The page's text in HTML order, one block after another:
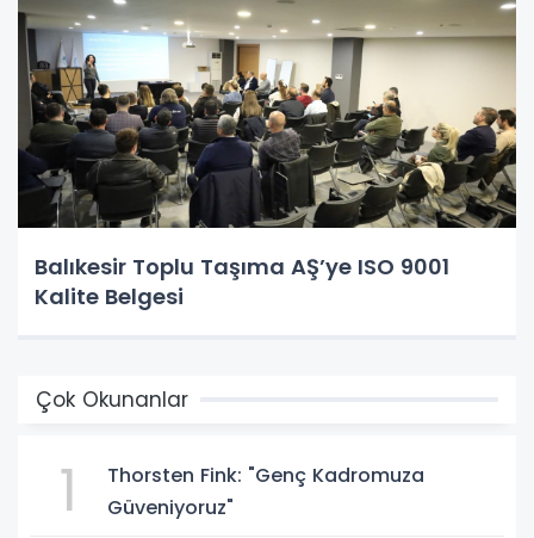
Balıkesir Toplu Taşıma AŞ’ye ISO 9001
Kalite Belgesi
Çok Okunanlar
1
Thorsten Fink: "Genç Kadromuza
Güveniyoruz"